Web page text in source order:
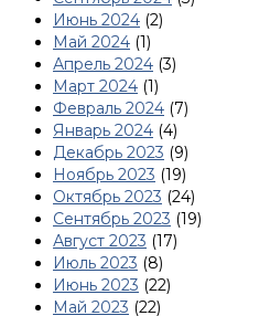
Июнь 2024 (2)
Май 2024 (1)
Апрель 2024 (3)
Март 2024 (1)
Февраль 2024 (7)
Январь 2024 (4)
Декабрь 2023 (9)
Ноябрь 2023 (19)
Октябрь 2023 (24)
Сентябрь 2023 (19)
Август 2023 (17)
Июль 2023 (8)
Июнь 2023 (22)
Май 2023 (22)